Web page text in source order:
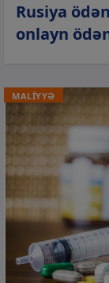
Rusiya
onlayn
MALİYYƏ